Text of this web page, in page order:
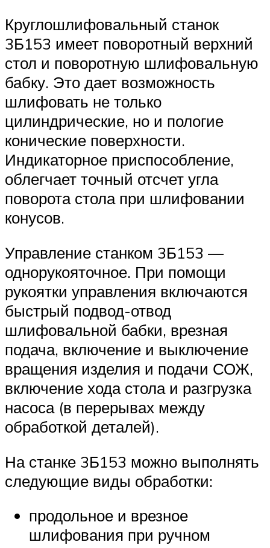
Круглошлифовальный станок
3Б153 имеет поворотный верхний
стол и поворотную шлифовальную
бабку. Это дает возможность
шлифовать не только
цилиндрические, но и пологие
конические поверхности.
Индикаторное приспособление,
облегчает точный отсчет угла
поворота стола при шлифовании
конусов.
Управление станком 3Б153 —
однорукояточное. При помощи
рукоятки управления включаются
быстрый подвод-отвод
шлифовальной бабки, врезная
подача, включение и выключение
вращения изделия и подачи СОЖ,
включение хода стола и разгрузка
насоса (в перерывах между
обработкой деталей).
На станке 3Б153 можно выполнять
следующие виды обработки:
продольное и врезное
шлифования при ручном